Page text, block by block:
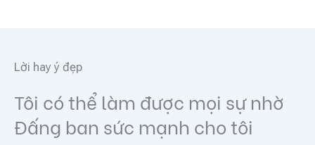
Lời hay ý đẹp
Tôi có thể làm được mọi sự nhờ
Đấng ban sức mạnh cho tôi